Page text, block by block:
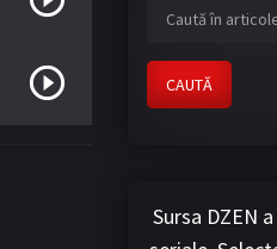
CAUTĂ
Sursa DZEN